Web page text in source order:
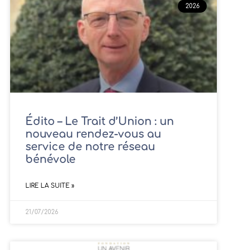
2026
Édito – Le Trait d’Union : un
nouveau rendez-vous au
service de notre réseau
bénévole
LIRE LA SUITE »
21/07/2026